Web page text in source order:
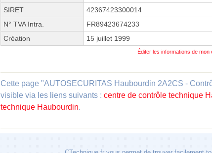
SIRET
42367423300014
N° TVA Intra.
FR89423674233
Création
15 juillet 1999
Éditer les informations de
Cette page "AUTOSECURITAS Haubourdin 2A2CS -
visible via les liens suivants : centre de contrôle technique
technique Haubourdin.